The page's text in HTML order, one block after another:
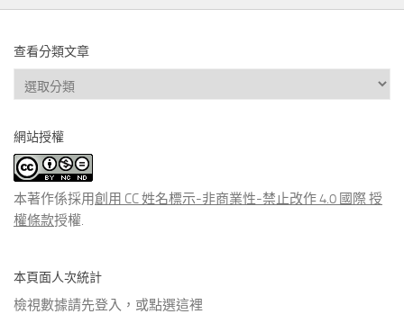
查看分類文章
查
看
類
文
章
網站授權
本著作係採用創用 CC 姓名標示-非商業性-禁止改作 4.0 國際 授
權條款授權.
本頁面人次統計
檢視數據請先登入，或點選這裡